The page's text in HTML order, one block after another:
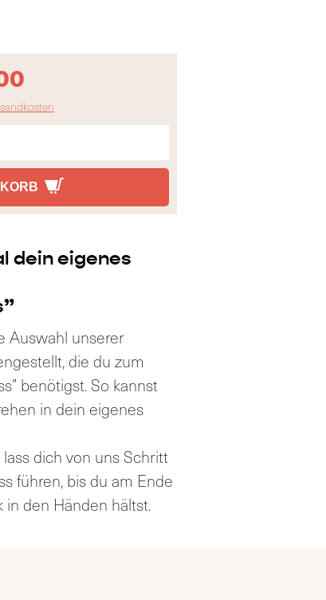
dein eigenes
Auswahl unserer
die du zum
benötigst. So kannst
in dein eigenes
dich von uns Schritt
führen, bis du am Ende
den Händen hältst.